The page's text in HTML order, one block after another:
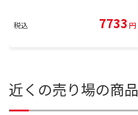
税込 7733 円
近くの売り場の商品